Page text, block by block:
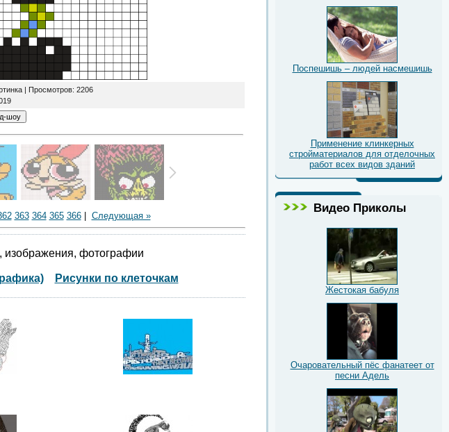
| Просмотров: 2206
363 364 365 366| Следующая »
изображения, фотографии
Рисунки по клеточкам
Поспешишь – людей насмешишь
Применение клинкерных
стройматериалов для отделочных
работ всех видов зданий
Видео Приколы
Жестокая бабуля
Очаровательный пёс фанатеет от
песни Адель